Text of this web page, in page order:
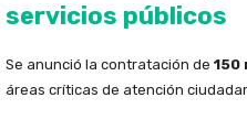
servicios públicos
Se anunció la contratación de 150
áreas críticas de atención